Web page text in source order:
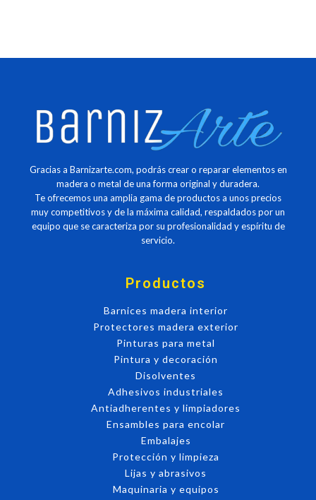
Gracias a Barnizarte.com, podrás crear o reparar elementos en
madera o metal de una forma original y duradera.
Te ofrecemos una amplia gama de productos a unos precios
muy competitivos y de la máxima calidad, respaldados por un
equipo que se caracteriza por su profesionalidad y espíritu de
servicio.
Productos
Barnices madera interior
Protectores madera exterior
Pinturas para metal
Pintura y decoración
Disolventes
Adhesivos industriales
Antiadherentes y limpiadores
Ensambles para encolar
Embalajes
Protección y limpieza
Lijas y abrasivos
Maquinaria y equipos